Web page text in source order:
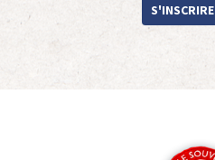
S'INSCRIRE